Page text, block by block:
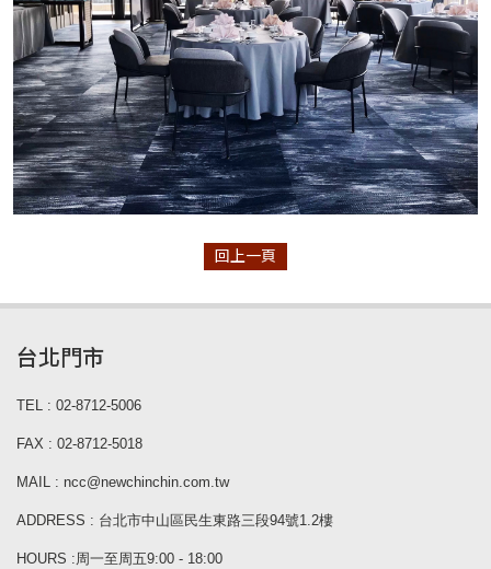
回上一頁
台北門市
TEL : 02-8712-5006
FAX : 02-8712-5018
MAIL : ncc@newchinchin.com.tw
ADDRESS : 台北市中山區民生東路三段94號1.2樓
HOURS :周一至周五9:00 - 18:00